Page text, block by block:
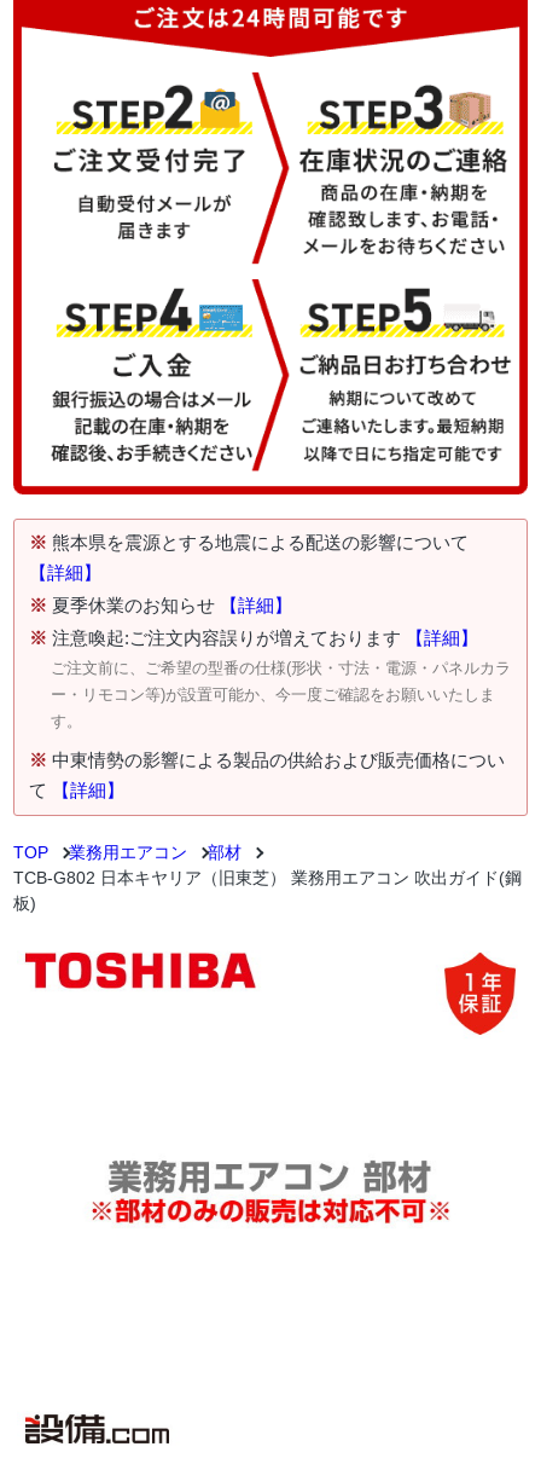
※ 熊本県を震源とする地震による配送の影響について
【詳細】
※ 夏季休業のお知らせ
【詳細】
※ 注意喚起:ご注文内容誤りが増えております 【詳細】
ご注文前に、ご希望の型番の仕様(形状・寸法・電源・パネルカラ
ー・リモコン等)が設置可能か、今一度ご確認をお願いいたしま
す。
※ 中東情勢の影響による製品の供給および販売価格につい
て
【詳細】
TOP 業務用エアコン
部材
TCB-G802 日本キヤリア（旧東芝） 業務用エアコン 吹出ガイド(鋼
板)